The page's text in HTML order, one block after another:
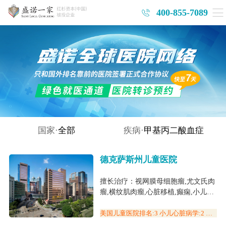
400-855-7089
国家·全部 疾病·甲基丙二酸血症
德克萨斯州儿童医院
擅长治疗：视网膜母细胞瘤,尤文氏肉
瘤,横纹肌肉瘤,心脏移植,癫痫,小儿脑
畸形,甲基丙二酸血症,罕见病
美国儿童医院排名:3 小儿心脏病学:2 小